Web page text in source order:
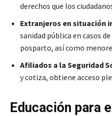
derechos que los
Extranjeros en situación
sanidad pública en casos
posparto, así como
Afiliados a la Seguridad
y cotiza, obtiene acceso
Educación para